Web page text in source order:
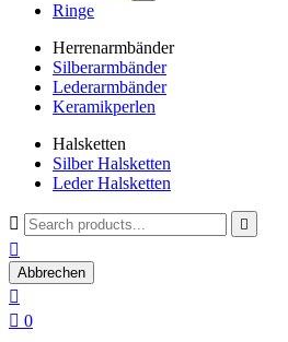
Ringe
Herrenarmbänder
Silberarmbänder
Lederarmbänder
Keramikperlen
Halsketten
Silber Halsketten
Leder Halsketten
 

Abbrechen

 0